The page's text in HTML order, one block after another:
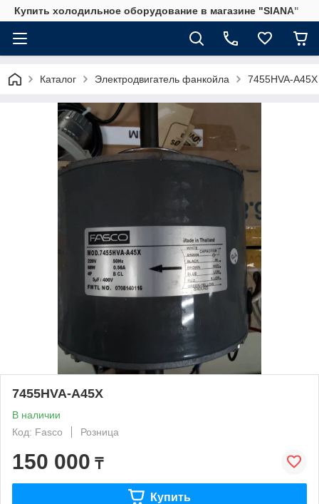
Купить холодильное оборудование в магазине "SIANA"
Каталог Электродвигатель фанкойла 7455HVA-A45X
7455HVA-A45X
В наличии
Код: Fasco
Розница
150 000 ₸
Купить